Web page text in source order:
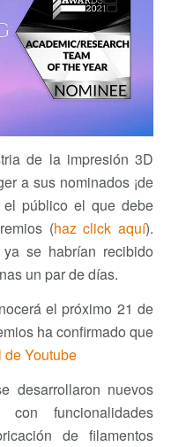
de la impresión 3D
a sus nominados ¡de
el público el que debe
(haz click aquí).
se habrían recibido
un par de días.
el próximo 21 de
ha confirmado que
de Youtube
desarrollaron nuevos
funcionalidades
de filamentos